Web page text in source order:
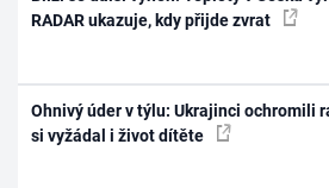
RADAR ukazuje, kdy přijde zvrat
Ohnivý úder v týlu: Ukrajinci ochromili
si vyžádal i život dítěte